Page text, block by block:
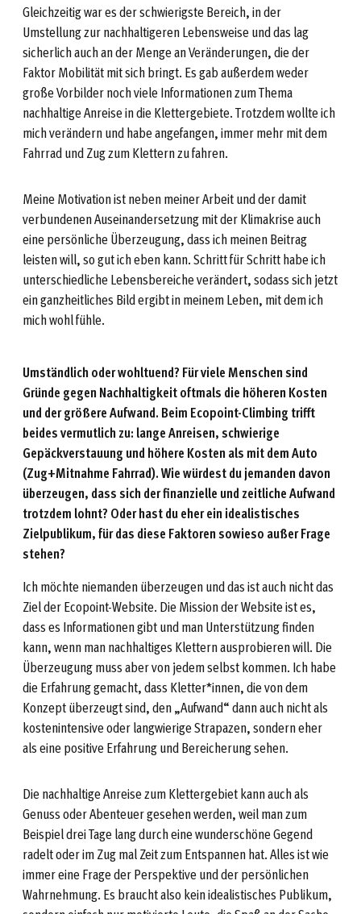
Gleichzeitig war es der schwierigste Bereich, in der
Umstellung zur nachhaltigeren Lebensweise und das lag
sicherlich auch an der Menge an Veränderungen, die der
Faktor Mobilität mit sich bringt. Es gab außerdem weder
große Vorbilder noch viele Informationen zum Thema
nachhaltige Anreise in die Klettergebiete. Trotzdem wollte ich
mich verändern und habe angefangen, immer mehr mit dem
Fahrrad und Zug zum Klettern zu fahren.
Meine Motivation ist neben meiner Arbeit und der damit
verbundenen Auseinandersetzung mit der Klimakrise auch
eine persönliche Überzeugung, dass ich meinen Beitrag
leisten will, so gut ich eben kann. Schritt für Schritt habe ich
unterschiedliche Lebensbereiche verändert, sodass sich jetzt
ein ganzheitliches Bild ergibt in meinem Leben, mit dem ich
mich wohl fühle.
Umständlich oder wohltuend? Für viele Menschen sind
Gründe gegen Nachhaltigkeit oftmals die höheren Kosten
und der größere Aufwand. Beim Ecopoint-Climbing trifft
beides vermutlich zu: lange Anreisen, schwierige
Gepäckverstauung und höhere Kosten als mit dem Auto
(Zug+Mitnahme Fahrrad). Wie würdest du jemanden davon
überzeugen, dass sich der finanzielle und zeitliche Aufwand
trotzdem lohnt? Oder hast du eher ein idealistisches
Zielpublikum, für das diese Faktoren sowieso außer Frage
stehen?
Ich möchte niemanden überzeugen und das ist auch nicht das
Ziel der Ecopoint-Website. Die Mission der Website ist es,
dass es Informationen gibt und man Unterstützung finden
kann, wenn man nachhaltiges Klettern ausprobieren will. Die
Überzeugung muss aber von jedem selbst kommen. Ich habe
die Erfahrung gemacht, dass Kletter*innen, die von dem
Konzept überzeugt sind, den „Aufwand“ dann auch nicht als
kostenintensive oder langwierige Strapazen, sondern eher
als eine positive Erfahrung und Bereicherung sehen.
Die nachhaltige Anreise zum Klettergebiet kann auch als
Genuss oder Abenteuer gesehen werden, weil man zum
Beispiel drei Tage lang durch eine wunderschöne Gegend
radelt oder im Zug mal Zeit zum Entspannen hat. Alles ist wie
immer eine Frage der Perspektive und der persönlichen
Wahrnehmung. Es braucht also kein idealistisches Publikum,